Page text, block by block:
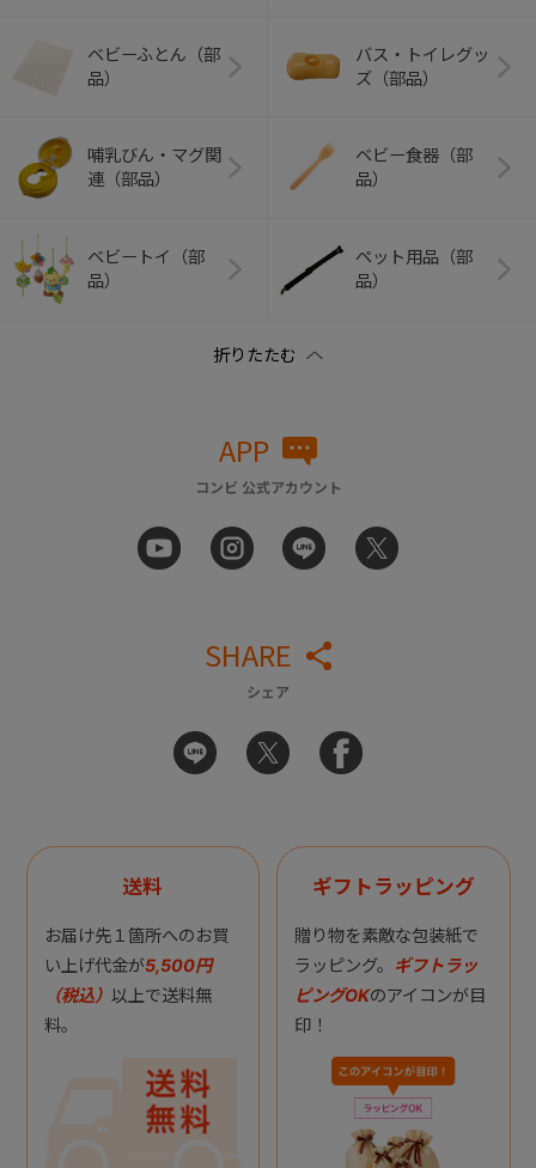
ベビーふとん（部
品）
バス・トイレグッ
ズ（部品）
哺乳びん・マグ関
連（部品）
ベビー食器（部
品）
ベビートイ（部
品）
ペット用品（部
品）
APP
コンビ 公式アカウント
SHARE
シェア
送料
お届け先１箇所へのお買
い上げ代金が5,500円
（税込） 以上で送料無
料。
ギフトラッピング
贈り物を素敵な包装紙で
ラッピング。 ギフトラッ
ピングOKのアイコンが目
印！